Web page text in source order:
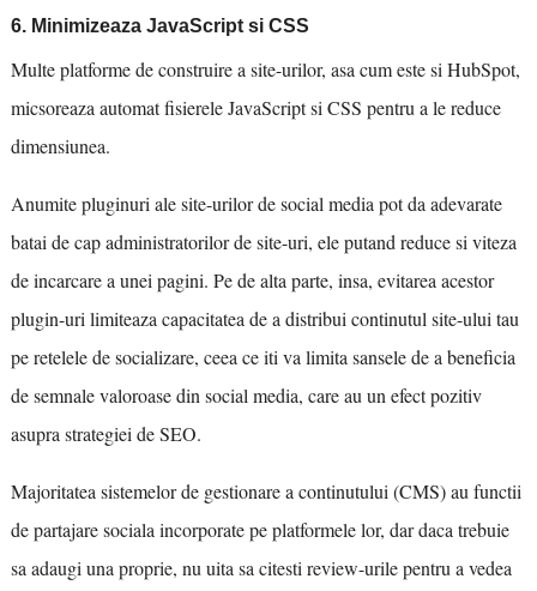
6. Minimizeaza JavaScript si CSS
Multe platforme de construire a site-urilor, asa cum este si HubSpot,
micsoreaza automat fisierele JavaScript si CSS pentru a le reduce
dimensiunea.
Anumite pluginuri ale site-urilor de social media pot da adevarate
batai de cap administratorilor de site-uri, ele putand reduce si viteza
de incarcare a unei pagini. Pe de alta parte, insa, evitarea acestor
plugin-uri limiteaza capacitatea de a distribui continutul site-ului tau
pe retelele de socializare, ceea ce iti va limita sansele de a beneficia
de semnale valoroase din social media, care au un efect pozitiv
asupra strategiei de SEO.
Majoritatea sistemelor de gestionare a continutului (CMS) au functii
de partajare sociala incorporate pe platformele lor, dar daca trebuie
sa adaugi una proprie, nu uita sa citesti review-urile pentru a vedea